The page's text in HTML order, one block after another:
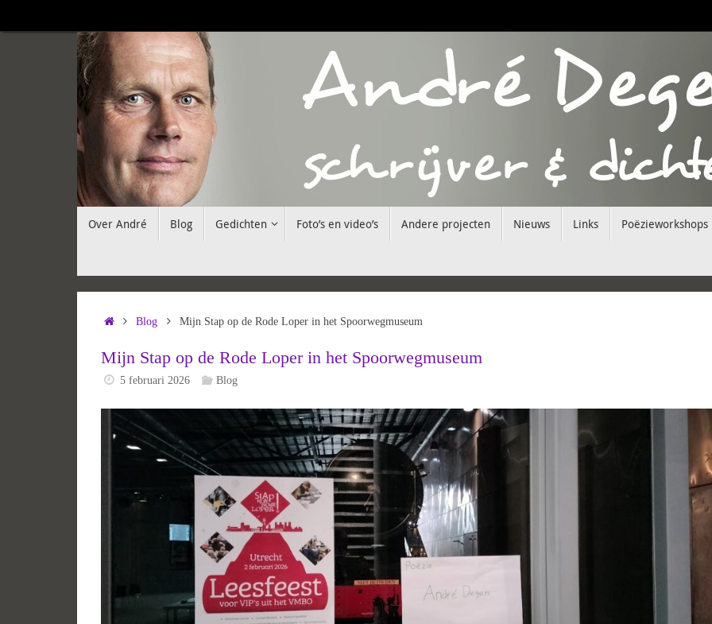
naar
naarOver André Blog Gedichten Foto’s en video’s Andere projecten Nieuws Links Poëzieworkshops
HomeBlog Mijn Stap op de Rode Loper in het Spoorwegmuseum
Mijn Stap op de Rode Loper in het Spoorwegmuseum
5 februari 2026 Blog